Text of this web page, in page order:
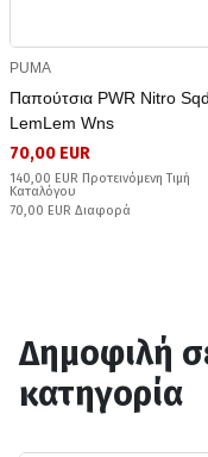
PUMA
Παπούτσια PWR Nitro
LemLem Wns
70,00 EUR
140,00 EUR Προτεινόμενη Τιμή
Καταλόγου
70,00 EUR Διαφορά
Δημοφιλή
κατηγορία